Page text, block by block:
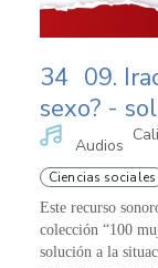
34 09.
sexo? -
Audios
Ciencias sociales
Este recurso
colección “100
solución a la